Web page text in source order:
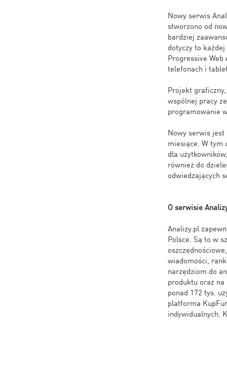
Nowy serwis
stworzono od
bardziej
dotyczy to
Progressive
telefonach i
Projekt
wspólnej pracy
programowanie
Nowy serwis
miesiące. W tym
dla
również do
odwiedzających
O serwisie
Analizy.pl
Polsce. Są to w
wiadomości,
narzędziom do
produktu oraz
ponad 172 tys.
platforma
indywidualnych.